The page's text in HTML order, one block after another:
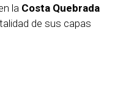
la Costa Quebrada
de sus capas